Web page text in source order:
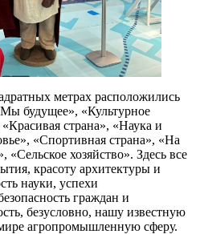
метрах расположились
будущее», «Культурное
страна», «Наука и
«Спортивная страна», «На
«Сельское хозяйство». Здесь все
красоту архитектуры и
науки, успехи
граждан и
безусловно, нашу известную
агропромышленную сферу.